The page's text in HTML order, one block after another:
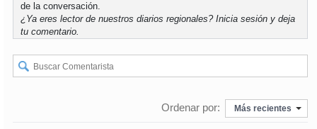
soypuertomontt
soychiloé
de la conversación.
¿Ya eres lector de nuestros diarios regionales?Inicia sesión y deja
tu comentario.
Ordenar por: Más recientes